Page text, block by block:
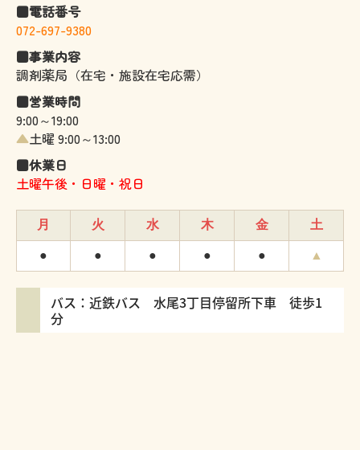
■電話番号
072-697-9380
■事業内容
調剤薬局（在宅・施設在宅応需）
■営業時間
9:00～19:00
▲土曜 9:00～13:00
■休業日
土曜午後・日曜・祝日
月 火 水 木 金 土
● ● ● ● ● ▲
バス：近鉄バス 水尾3丁目停留所下車 徒歩1
分